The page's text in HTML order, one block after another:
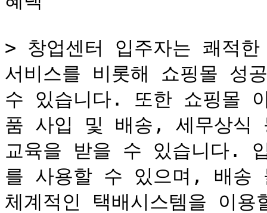
> 창업센터 입주자는 쾌적
서비스를 비롯해 쇼핑몰 성
수 있습니다. 또한 쇼핑몰
품 사입 및 배송, 세무상식
교육을 받을 수 있습니다.
를 사용할 수 있으며, 배송
체계적인 택배시스템을 이